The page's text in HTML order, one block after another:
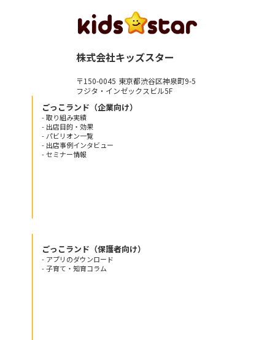
株式会社キッズスター
〒150-0045 東京都渋谷区神泉町9-5
フジタ・インゼックスビル5F
ごっこランド（企業向け）
- 取り組み実績
- 出店目的・効果
- パビリオン一覧
- 出店事例インタビュー
- セミナー情報
ごっこランド（保護者向け）
- アプリのダウンロード
- 子育て・知育コラム